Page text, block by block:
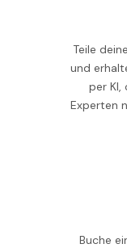
Teile
und
per KI,
Experten
Buche